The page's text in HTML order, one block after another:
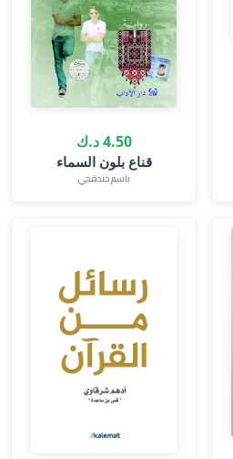
4.50 د.ك
قناع بلون السماء
باسم خندقجي